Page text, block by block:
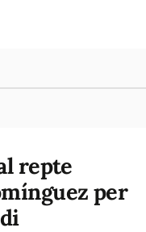
repte
per